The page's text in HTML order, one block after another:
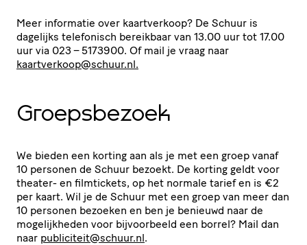
Meer informatie over kaart­ver­koop? De Schuur is
dagelijks telefonisch bereikbaar van 13.00 uur tot 17.00
uur via 023 – 5173900. Of mail je vraag naar
kaartverkoop@​schuur.​nl.
Groeps­be­zoek
We bieden een korting aan als je met een groep vanaf
10 personen de Schuur bezoekt. De korting geldt voor
theater- en filmtickets, op het normale tarief en is €2
per kaart. Wil je de Schuur met een groep van meer dan
10 personen bezoeken en ben je benieuwd naar de
moge­lijk­heden voor bijvoor­beeld een borrel? Mail dan
naar publiciteit@​schuur.​nl.